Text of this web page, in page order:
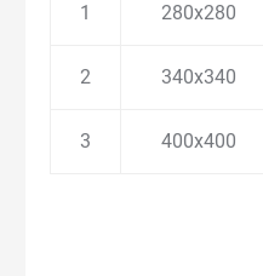
1 280x280
2 340x340
3 400x400